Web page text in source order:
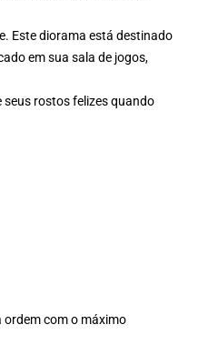
Este diorama está destinado
em sua sala de jogos,
seus rostos felizes quando
ordem com o máximo